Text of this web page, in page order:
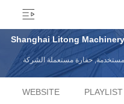
Shanghai Litong
حفارة مستعملة الشركة
PLAYLIST
WEBSITE